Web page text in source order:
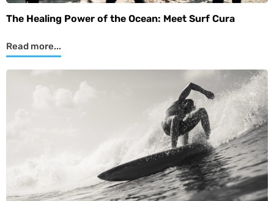
The Healing Power of the Ocean: Meet Surf Cura
Read more...